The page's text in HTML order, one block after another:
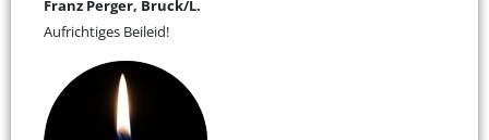
Franz Perger, Bruck/L.
Aufrichtiges Beileid!